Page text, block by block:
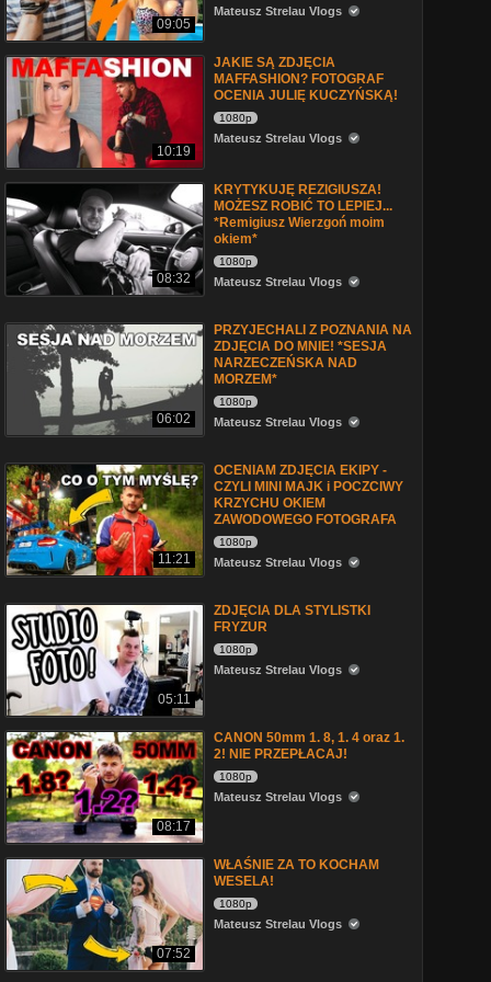
09:05
Mateusz Strelau Vlogs
10:19
JAKIE SĄ ZDJĘCIA
MAFFASHION? FOTOGRAF
OCENIA JULIĘ KUCZYŃSKĄ!
1080p
Mateusz Strelau Vlogs
08:32
KRYTYKUJĘ REZIGIUSZA!
MOŻESZ ROBIĆ TO LEPIEJ...
*Remigiusz Wierzgoń moim
okiem*
1080p
Mateusz Strelau Vlogs
06:02
PRZYJECHALI Z POZNANIA NA
ZDJĘCIA DO MNIE! *SESJA
NARZECZEŃSKA NAD
MORZEM*
1080p
Mateusz Strelau Vlogs
11:21
OCENIAM ZDJĘCIA EKIPY -
CZYLI MINI MAJK i POCZCIWY
KRZYCHU OKIEM
ZAWODOWEGO FOTOGRAFA
1080p
Mateusz Strelau Vlogs
05:11
ZDJĘCIA DLA STYLISTKI
FRYZUR
1080p
Mateusz Strelau Vlogs
08:17
CANON 50mm 1. 8, 1. 4 oraz 1.
2! NIE PRZEPŁACAJ!
1080p
Mateusz Strelau Vlogs
07:52
WŁAŚNIE ZA TO KOCHAM
WESELA!
1080p
Mateusz Strelau Vlogs